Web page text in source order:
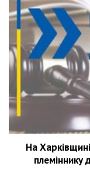
На
племіннику